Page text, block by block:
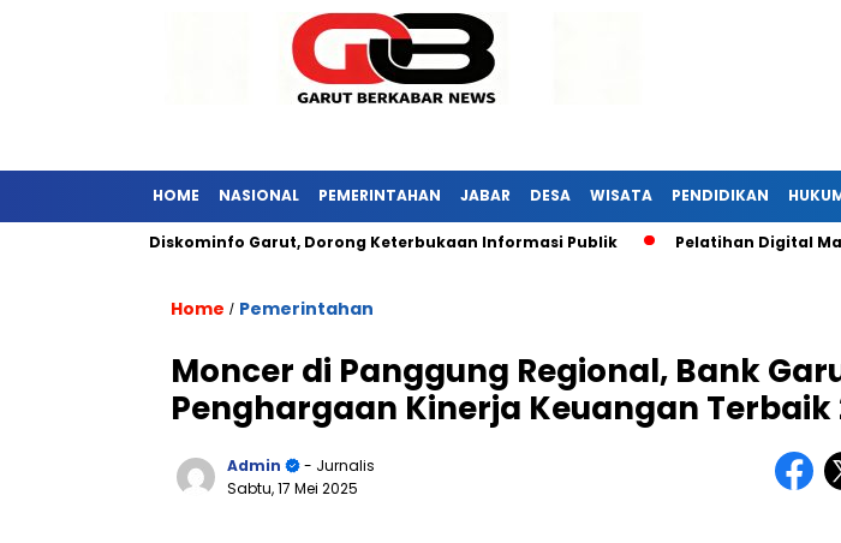
HOME NASIONAL PEMERINTAHAN JABAR DESA WISATA PENDIDIKAN
Kunjungi Diskominfo Garut, Dorong Keterbukaan Informasi Publik Pelatihan Digital
Home / Pemerintahan
Moncer di Panggung Regional, Bank
Penghargaan Kinerja Keuangan Terbaik
Admin
- Jurnalis
Sabtu, 17 Mei 2025